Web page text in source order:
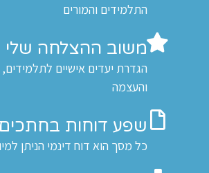
התלמידים והמורים
משוב ההצלחה שלי
הגדרת יעדים אישיים
והעצמה
שפע דוחות בחתכים
כל מסך הוא דוח דינמי הניתן